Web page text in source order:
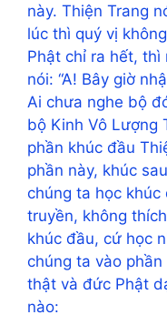
này. Thiện Trang
lúc thì quý vị
Phật chỉ ra hết, thì
nói: “A! Bây giờ
Ai chưa nghe bộ
bộ Kinh Vô Lượng
phần khúc đầu
phần này, khúc
chúng ta học
truyền, không
khúc đầu, cứ học
chúng ta vào
thật và đức Phật
nào: